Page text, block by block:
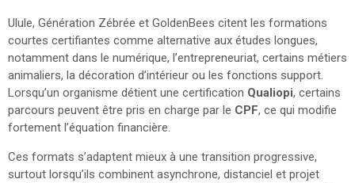
Ulule, Génération Zébrée et GoldenBees citent les formations
courtes certifiantes comme alternative aux études longues,
notamment dans le numérique, l’entrepreneuriat, certains métiers
animaliers, la décoration d’intérieur ou les fonctions support.
Lorsqu’un organisme détient une certification Qualiopi, certains
parcours peuvent être pris en charge par le CPF, ce qui modifie
fortement l’équation financière.
Ces formats s’adaptent mieux à une transition progressive,
surtout lorsqu’ils combinent asynchrone, distanciel et projet